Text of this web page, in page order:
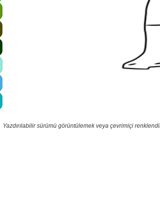
Yazdırılabilir sürümü görüntülemek veya çevrimiçi